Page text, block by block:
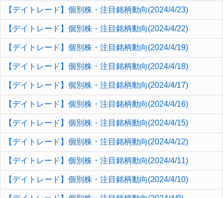
【デイトレード】個別株・注目銘柄動向(2024/4/23)
【デイトレード】個別株・注目銘柄動向(2024/4/22)
【デイトレード】個別株・注目銘柄動向(2024/4/19)
【デイトレード】個別株・注目銘柄動向(2024/4/18)
【デイトレード】個別株・注目銘柄動向(2024/4/17)
【デイトレード】個別株・注目銘柄動向(2024/4/16)
【デイトレード】個別株・注目銘柄動向(2024/4/15)
【デイトレード】個別株・注目銘柄動向(2024/4/12)
【デイトレード】個別株・注目銘柄動向(2024/4/11)
【デイトレード】個別株・注目銘柄動向(2024/4/10)